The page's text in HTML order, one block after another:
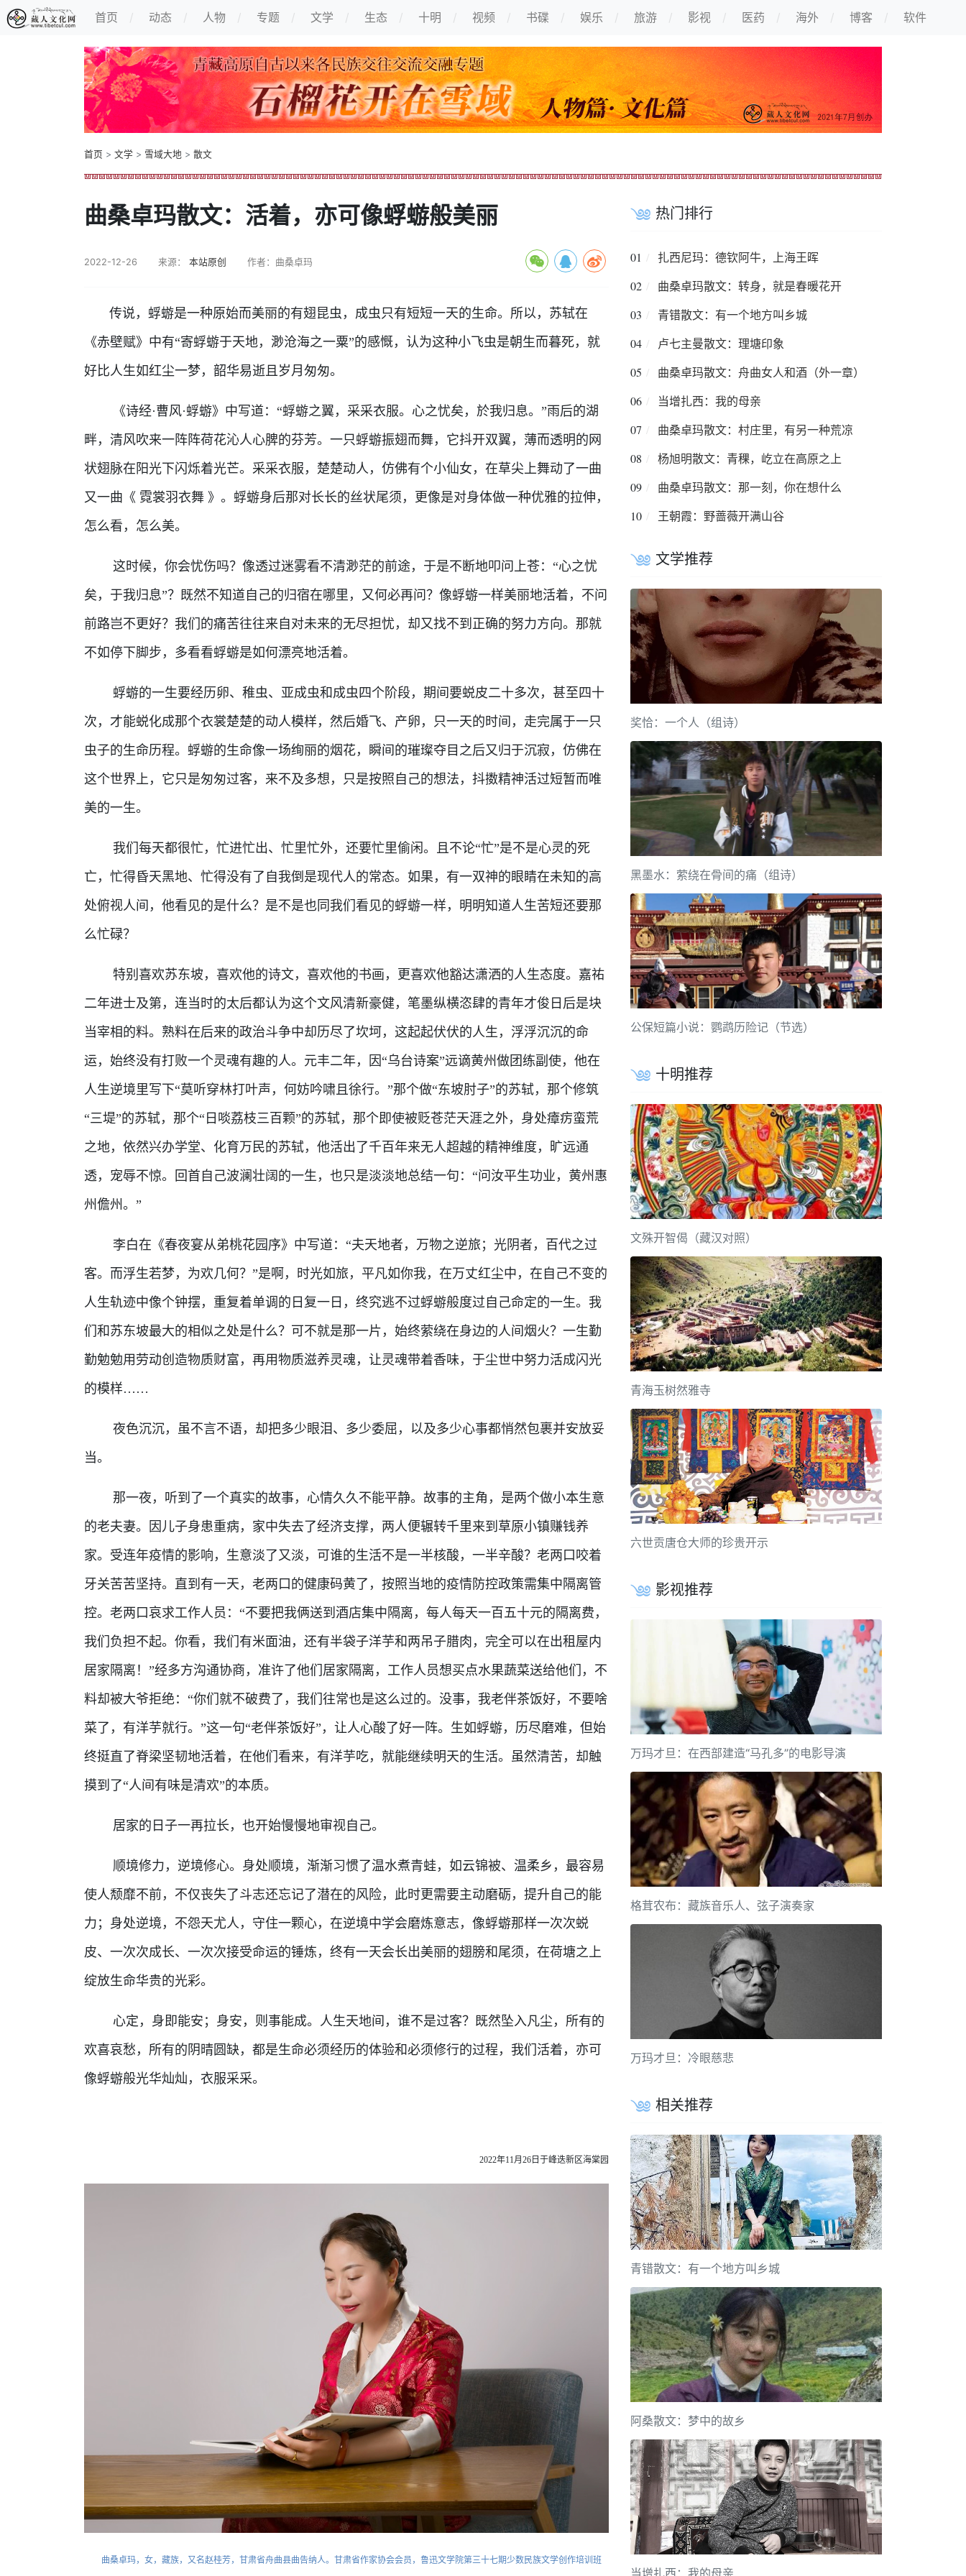
首页 动态 人物 专题 文学 生态 十明 视频 书碟 娱乐 旅游 影视 医药 海外 博客 软件
首页 > 文学 > 雪域大地 > 散文
曲桑卓玛散文：活着，亦可像蜉蝣般美丽
2022-12-26 来源： 本站原创 作者：曲桑卓玛
传说，蜉蝣是一种原始而美丽的有翅昆虫，成虫只有短短一天的生命。所以，苏轼在
《赤壁赋》中有“寄蜉蝣于天地，渺沧海之一粟”的感慨，认为这种小飞虫是朝生而暮死，就
好比人生如红尘一梦，韶华易逝且岁月匆匆。
《诗经·曹风·蜉蝣》中写道：“蜉蝣之翼，采采衣服。心之忧矣，於我归息。”雨后的湖
畔，清风吹来一阵阵荷花沁人心脾的芬芳。一只蜉蝣振翅而舞，它抖开双翼，薄而透明的网
状翅脉在阳光下闪烁着光芒。采采衣服，楚楚动人，仿佛有个小仙女，在草尖上舞动了一曲
又一曲《 霓裳羽衣舞 》。蜉蝣身后那对长长的丝状尾须，更像是对身体做一种优雅的拉伸，
怎么看，怎么美。
这时候，你会忧伤吗？像透过迷雾看不清渺茫的前途，于是不断地叩问上苍：“心之忧
矣，于我归息”？既然不知道自己的归宿在哪里，又何必再问？像蜉蝣一样美丽地活着，不问
前路岂不更好？我们的痛苦往往来自对未来的无尽担忧，却又找不到正确的努力方向。那就
不如停下脚步，多看看蜉蝣是如何漂亮地活着。
蜉蝣的一生要经历卵、稚虫、亚成虫和成虫四个阶段，期间要蜕皮二十多次，甚至四十
次，才能蜕化成那个衣裳楚楚的动人模样，然后婚飞、产卵，只一天的时间，走完属于一只
虫子的生命历程。蜉蝣的生命像一场绚丽的烟花，瞬间的璀璨夺目之后又归于沉寂，仿佛在
这个世界上，它只是匆匆过客，来不及多想，只是按照自己的想法，抖擞精神活过短暂而唯
美的一生。
我们每天都很忙，忙进忙出、忙里忙外，还要忙里偷闲。且不论“忙”是不是心灵的死
亡，忙得昏天黑地、忙得没有了自我倒是现代人的常态。如果，有一双神的眼睛在未知的高
处俯视人间，他看见的是什么？是不是也同我们看见的蜉蝣一样，明明知道人生苦短还要那
么忙碌？
特别喜欢苏东坡，喜欢他的诗文，喜欢他的书画，更喜欢他豁达潇洒的人生态度。嘉祐
二年进士及第，连当时的太后都认为这个文风清新豪健，笔墨纵横恣肆的青年才俊日后是块
当宰相的料。熟料在后来的政治斗争中却历尽了坎坷，这起起伏伏的人生，浮浮沉沉的命
运，始终没有打败一个灵魂有趣的人。元丰二年，因“乌台诗案”远谪黄州做团练副使，他在
人生逆境里写下“莫听穿林打叶声，何妨吟啸且徐行。”那个做“东坡肘子”的苏轼，那个修筑
“三堤”的苏轼，那个“日啖荔枝三百颗”的苏轼，那个即使被贬苍茫天涯之外，身处瘴疠蛮荒
之地，依然兴办学堂、化育万民的苏轼，他活出了千百年来无人超越的精神维度，旷远通
透，宠辱不惊。回首自己波澜壮阔的一生，也只是淡淡地总结一句：“问汝平生功业，黄州惠
州儋州。”
李白在《春夜宴从弟桃花园序》中写道：“夫天地者，万物之逆旅；光阴者，百代之过
客。而浮生若梦，为欢几何？”是啊，时光如旅，平凡如你我，在万丈红尘中，在自己不变的
人生轨迹中像个钟摆，重复着单调的日复一日，终究逃不过蜉蝣般度过自己命定的一生。我
们和苏东坡最大的相似之处是什么？可不就是那一片，始终萦绕在身边的人间烟火？一生勤
勤勉勉用劳动创造物质财富，再用物质滋养灵魂，让灵魂带着香味，于尘世中努力活成闪光
的模样……
夜色沉沉，虽不言不语，却把多少眼泪、多少委屈，以及多少心事都悄然包裹并安放妥
当。
那一夜，听到了一个真实的故事，心情久久不能平静。故事的主角，是两个做小本生意
的老夫妻。因儿子身患重病，家中失去了经济支撑，两人便辗转千里来到草原小镇赚钱养
家。受连年疫情的影响，生意淡了又淡，可谁的生活不是一半核酸，一半辛酸？老两口咬着
牙关苦苦坚持。直到有一天，老两口的健康码黄了，按照当地的疫情防控政策需集中隔离管
控。老两口哀求工作人员：“不要把我俩送到酒店集中隔离，每人每天一百五十元的隔离费，
我们负担不起。你看，我们有米面油，还有半袋子洋芋和两吊子腊肉，完全可以在出租屋内
居家隔离！”经多方沟通协商，准许了他们居家隔离，工作人员想买点水果蔬菜送给他们，不
料却被大爷拒绝：“你们就不破费了，我们往常也是这么过的。没事，我老伴茶饭好，不要啥
菜了，有洋芋就行。”这一句“老伴茶饭好”，让人心酸了好一阵。生如蜉蝣，历尽磨难，但始
终挺直了脊梁坚韧地活着，在他们看来，有洋芋吃，就能继续明天的生活。虽然清苦，却触
摸到了“人间有味是清欢”的本质。
居家的日子一再拉长，也开始慢慢地审视自己。
顺境修力，逆境修心。身处顺境，渐渐习惯了温水煮青蛙，如云锦被、温柔乡，最容易
使人颓靡不前，不仅丧失了斗志还忘记了潜在的风险，此时更需要主动磨砺，提升自己的能
力；身处逆境，不怨天尤人，守住一颗心，在逆境中学会磨炼意志，像蜉蝣那样一次次蜕
皮、一次次成长、一次次接受命运的锤炼，终有一天会长出美丽的翅膀和尾须，在荷塘之上
绽放生命华贵的光彩。
心定，身即能安；身安，则事能成。人生天地间，谁不是过客？既然坠入凡尘，所有的
欢喜哀愁，所有的阴晴圆缺，都是生命必须经历的体验和必须修行的过程，我们活着，亦可
像蜉蝣般光华灿灿，衣服采采。
2022年11月26日于峰迭新区海棠园
曲桑卓玛，女，藏族，又名赵桂芳，甘肃省舟曲县曲告纳人。甘肃省作家协会会员，鲁迅文学院第三十七期少数民族文学创作培训班
热门排行
01 扎西尼玛：德钦阿牛，上海王晖
02 曲桑卓玛散文：转身，就是春暖花开
03 青错散文：有一个地方叫乡城
04 ​卢七主曼散文：理塘印象
05 曲桑卓玛散文：舟曲女人和酒（外一章）
06 当增扎西：我的母亲
07 曲桑卓玛散文：村庄里，有另一种荒凉
08 杨旭明散文：青稞，屹立在高原之上
09 曲桑卓玛散文：那一刻，你在想什么
10 王朝霞：野蔷薇开满山谷
文学推荐
奖恰：一个人（组诗）
黑墨水：萦绕在骨间的痛（组诗）
公保短篇小说：鹦鹉历险记（节选）
十明推荐
文殊开智偈（藏汉对照）
青海玉树然雅寺
六世贡唐仓大师的珍贵开示
影视推荐
万玛才旦：在西部建造“马孔多”的电影导演
格茸农布：藏族音乐人、弦子演奏家
万玛才旦：冷眼慈悲
相关推荐
青错散文：有一个地方叫乡城
阿桑散文：梦中的故乡
当增扎西：我的母亲